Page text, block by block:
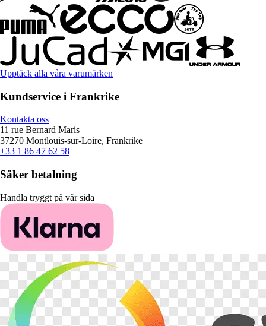
Upptäck alla våra varumärken
Kundservice i Frankrike
Kontakta oss
11 rue Bernard Maris
37270 Montlouis-sur-Loire, Frankrike
+33 1 86 47 62 58
Säker betalning
Handla tryggt på vår sida